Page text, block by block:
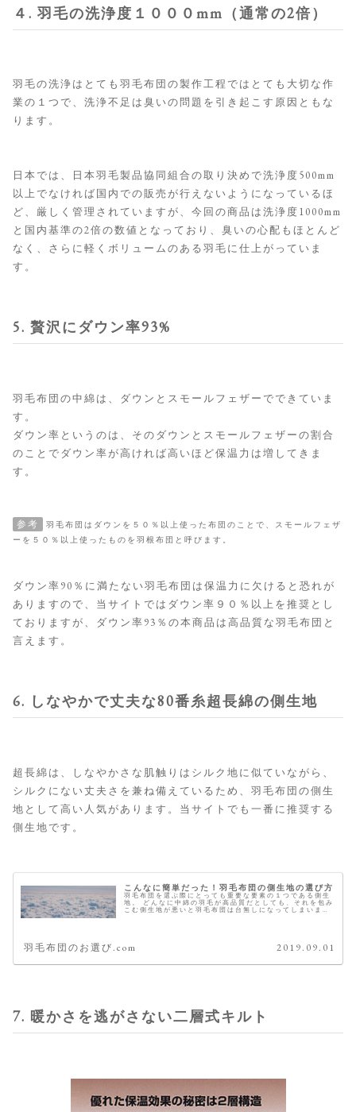
４. 羽毛の洗浄度１０００mm（通常の2倍）
羽毛の洗浄はとても羽毛布団の製作工程ではとても大切な作
業の１つで、洗浄不足は臭いの問題を引き起こす原因ともな
ります。
日本では、日本羽毛製品協同組合の取り決めで洗浄度500mm
以上でなければ国内での販売が行えないようになっているほ
ど、厳しく管理されていますが、今回の商品は洗浄度1000mm
と国内基準の2倍の数値となっており、臭いの心配もほとんど
なく、さらに軽くボリュームのある羽毛に仕上がっていま
す。
5. 贅沢にダウン率93%
羽毛布団の中綿は、ダウンとスモールフェザーでできていま
す。
ダウン率というのは、そのダウンとスモールフェザーの割合
のことでダウン率が高ければ高いほど保温力は増してきま
す。
参考
羽毛布団はダウンを５０％以上使った布団のことで、スモールフェザ
ーを５０％以上使ったものを羽根布団と呼びます。
ダウン率90％に満たない羽毛布団は保温力に欠けると恐れが
ありますので、当サイトではダウン率９０％以上を推奨とし
ておりますが、ダウン率93％の本商品は高品質な羽毛布団と
言えます。
6. しなやかで丈夫な80番糸超長綿の側生地
超長綿は、しなやかさな肌触りはシルク地に似ていながら、
シルクにない丈夫さを兼ね備えているため、羽毛布団の側生
地として高い人気があります。当サイトでも一番に推奨する
側生地です。
こんなに簡単だった！羽毛布団の側生地の選び方
羽毛布団を選ぶ際にとっても重要な要素の１つである側生
地。 どんなに中綿の羽毛が高品質だとしても、それを包み
こむ側生地が悪いと羽毛布団は台無しになってしまいま
羽毛布団のお選び.com 2019.09.01
7. 暖かさを逃がさない二層式キルト